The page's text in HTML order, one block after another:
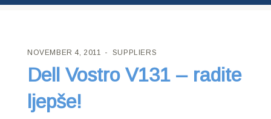
NOVEMBER 4, 2011 SUPPLIERS
Dell Vostro V131 – radite
ljepše!